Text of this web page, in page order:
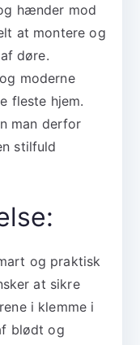
hænder mod
at montere og
døre.
moderne
fleste hjem.
man derfor
stilfuld
og praktisk
at sikre
i klemme i
blødt og